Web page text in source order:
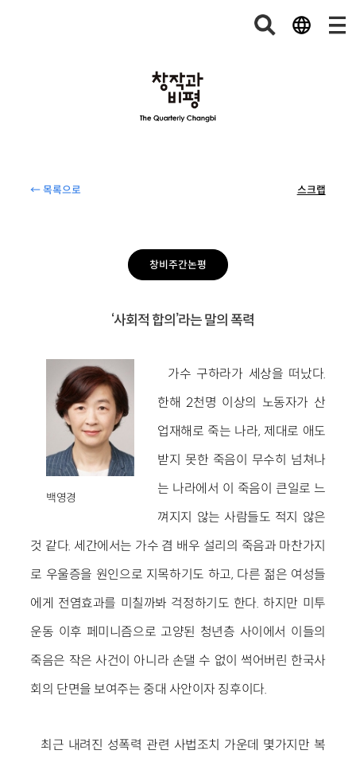
← 목록으로 스크랩
창비주간논평
‘사회적 합의’라는 말의 폭력
백영경
가수 구하라가 세상을 떠났다.
한해 2천명 이상의 노동자가 산
업재해로 죽는 나라, 제대로 애도
받지 못한 죽음이 무수히 넘쳐나
는 나라에서 이 죽음이 큰일로 느
껴지지 않는 사람들도 적지 않은
것 같다. 세간에서는 가수 겸 배우 설리의 죽음과 마찬가지
로 우울증을 원인으로 지목하기도 하고, 다른 젊은 여성들
에게 전염효과를 미칠까봐 걱정하기도 한다. 하지만 미투
운동 이후 페미니즘으로 고양된 청년층 사이에서 이들의
죽음은 작은 사건이 아니라 손댈 수 없이 썩어버린 한국사
회의 단면을 보여주는 중대 사안이자 징후이다.
최근 내려진 성폭력 관련 사법조치 가운데 몇가지만 복